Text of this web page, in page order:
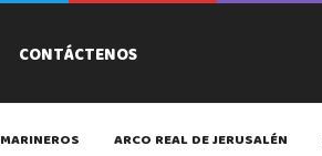
CONTÁCTENOS
MARINEROS ARCO REAL DE JERUSALÉN